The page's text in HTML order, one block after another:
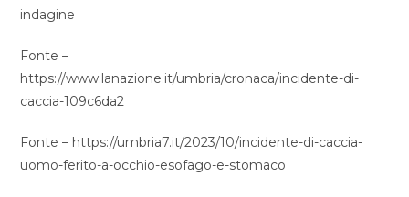
indagine
Fonte –
https://www.lanazione.it/umbria/cronaca/incidente-di-
caccia-109c6da2
Fonte – https://umbria7.it/2023/10/incidente-di-caccia-
uomo-ferito-a-occhio-esofago-e-stomaco